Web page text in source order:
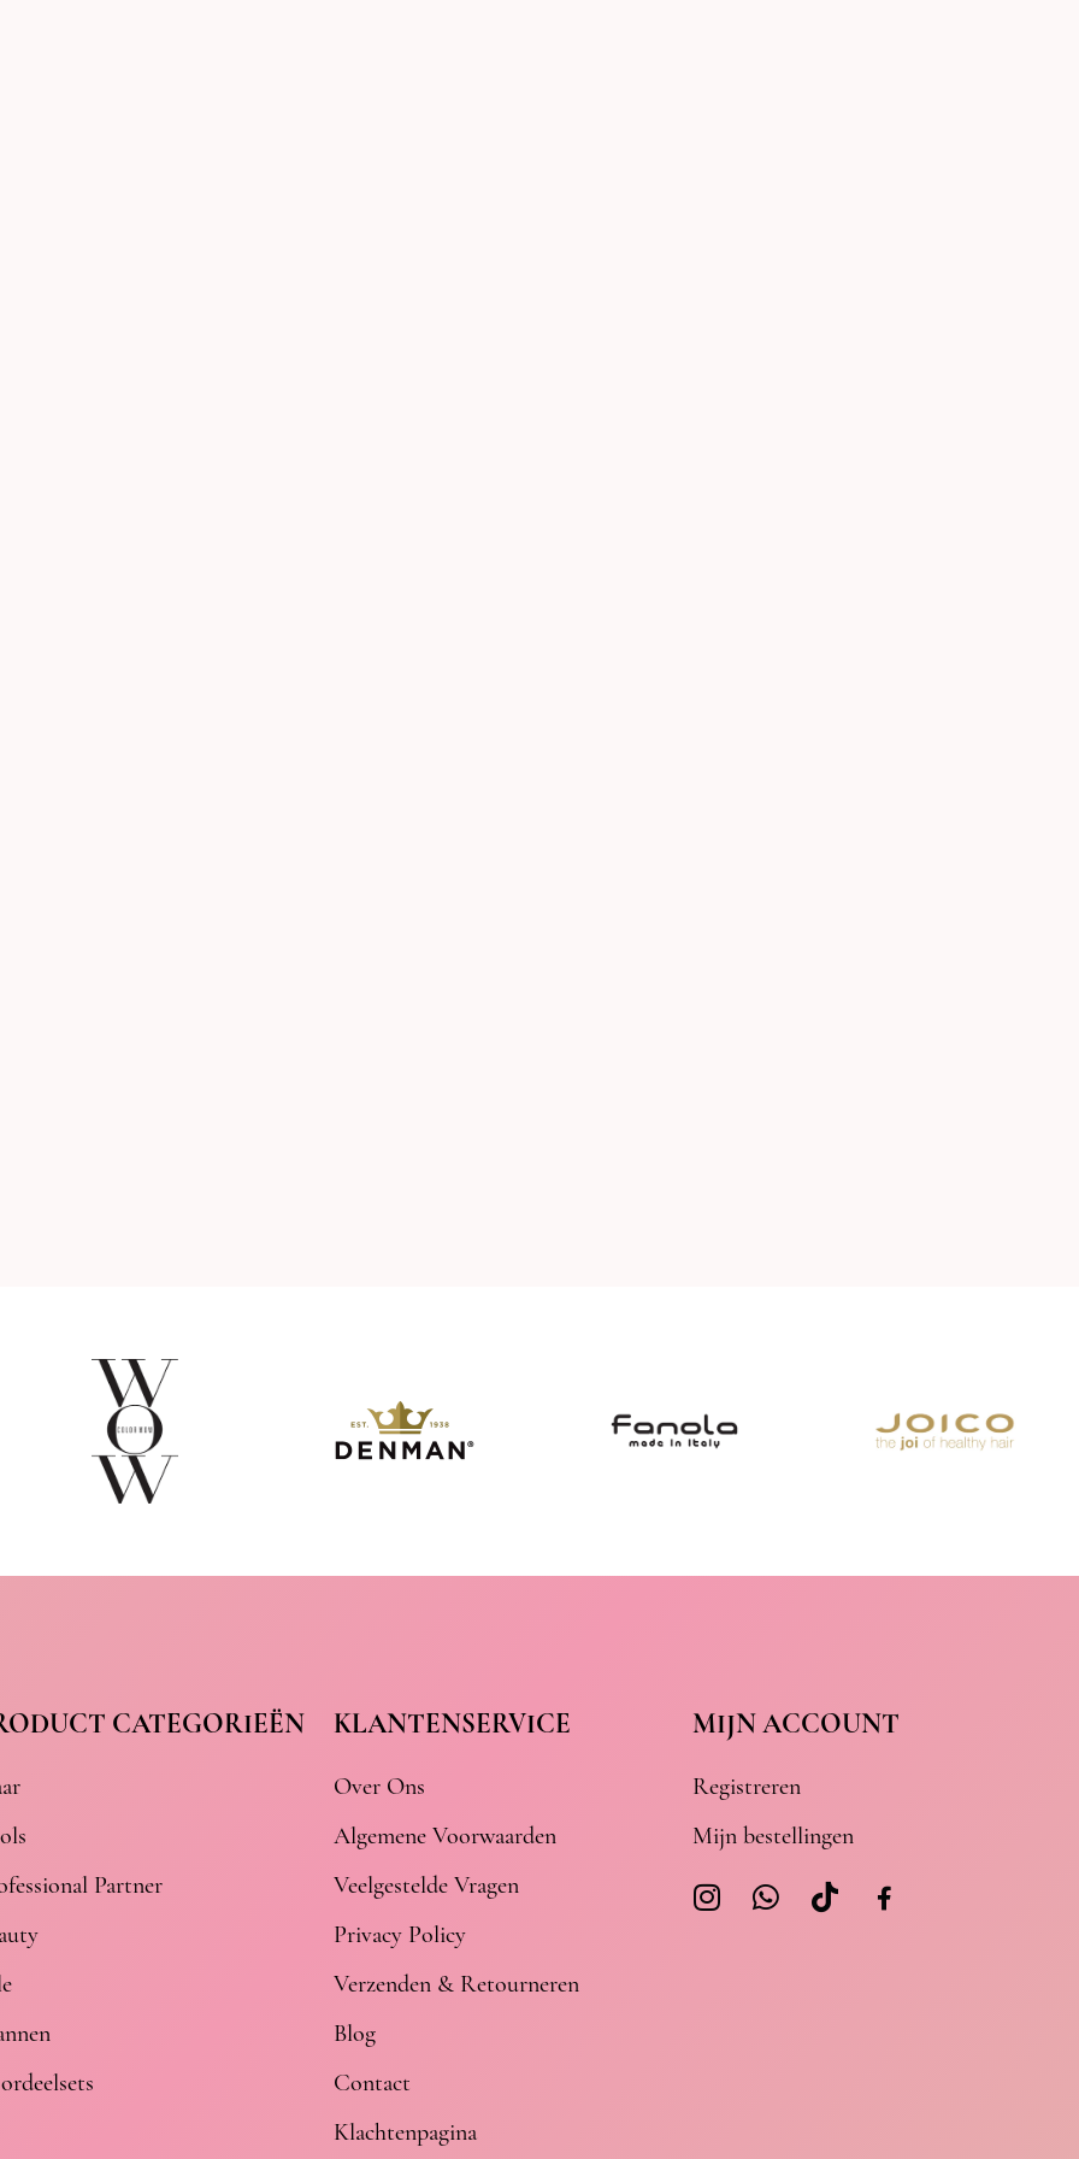
CATEGORIEËN
Partner
KLANTENSERVICE
Over Ons
Algemene Voorwaarden
Veelgestelde Vragen
Privacy Policy
Verzenden & Retourneren
Blog
Contact
Klachtenpagina
MIJN ACCOUNT
Registreren
Mijn bestellingen